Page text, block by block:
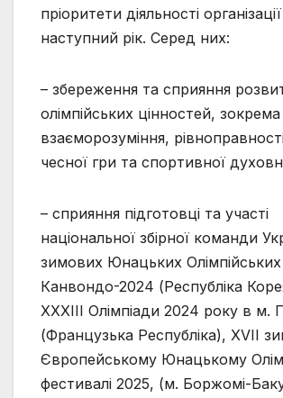
пріоритети діяльності
наступний рік. Серед них:
– збереження та сприяння
олімпійських цінностей, зокрема
взаєморозуміння,
чесної гри та спортивної
– сприяння підготовці та участі
національної збірної команди
зимових Юнацьких Олімпійських
Канвондо-2024 (Республіка
ХХХІІІ Олімпіади 2024 року в м.
(Французька Республіка), XVІІ
Європейському Юнацькому
фестивалі 2025, (м. Боржомі-